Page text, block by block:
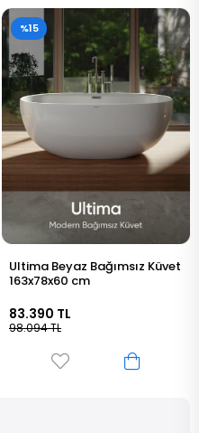
Tekna Plus Beyaz Bağımsız
Küvet 176x80x60 cm
87.590 TL
103.025 TL
%15